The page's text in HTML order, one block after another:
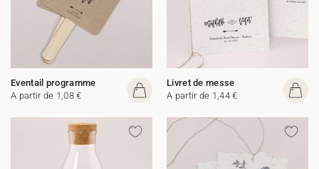
Eventail programme
A partir de 1,08 €
Livret de messe
A partir de 1,44 €